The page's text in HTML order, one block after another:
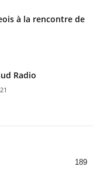
à la rencontre de
Radio
189